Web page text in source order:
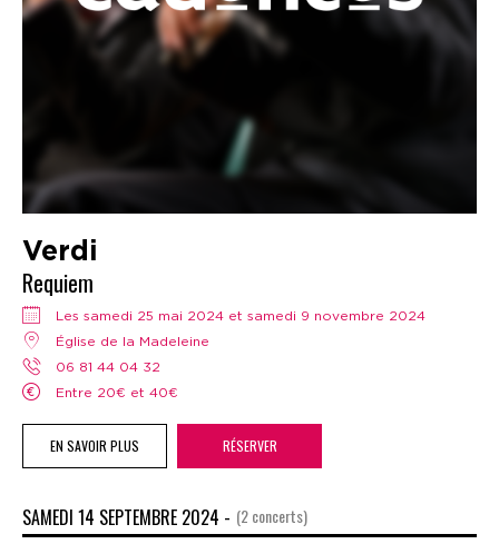
Verdi
Requiem
Les samedi 25 mai 2024 et samedi 9 novembre 2024
Église de la Madeleine
06 81 44 04 32
Entre 20€ et 40€
EN SAVOIR PLUS RÉSERVER
SAMEDI 14 SEPTEMBRE 2024 - (2 concerts)